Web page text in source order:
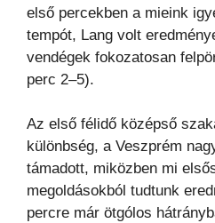
első percekben a mieink
tempót, Lang volt
vendégek fokozatosan
perc 2–5).
Az első félidő középső
különbség, a Veszprém
támadott, miközben mi
megoldásokból tudtunk
percre már ötgólos